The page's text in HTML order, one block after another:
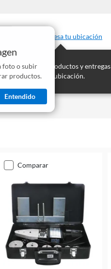
foto o subir
productos.
Entendido
Ingresa tu ubicación
los productos y entregas
para tu ubicación.
comparar